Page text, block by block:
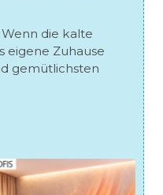
die kalte
eigene Zuhause
gemütlichsten